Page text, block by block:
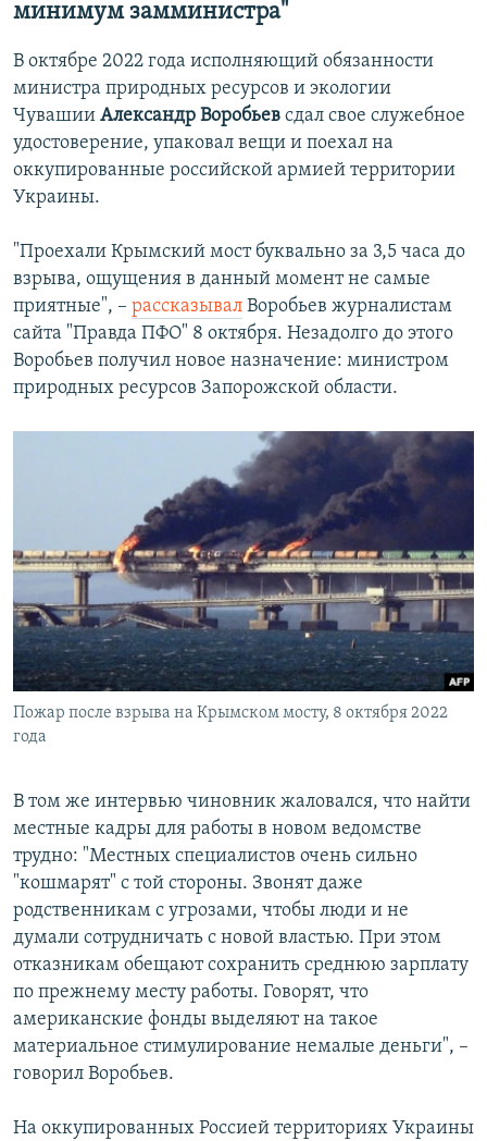
минимум замминистра"
В октябре 2022 года исполняющий обязанности
министра природных ресурсов и экологии
Чувашии Александр Воробьев сдал свое служебное
удостоверение, упаковал вещи и поехал на
оккупированные российской армией территории
Украины.
"Проехали Крымский мост буквально за 3,5 часа до
взрыва, ощущения в данный момент не самые
приятные", – рассказывал Воробьев журналистам
сайта "Правда ПФО" 8 октября. Незадолго до этого
Воробьев получил новое назначение: министром
природных ресурсов Запорожской области.
Пожар после взрыва на Крымском мосту, 8 октября 2022
года
В том же интервью чиновник жаловался, что найти
местные кадры для работы в новом ведомстве
трудно: "Местных специалистов очень сильно
"кошмарят" с той стороны. Звонят даже
родственникам с угрозами, чтобы люди и не
думали сотрудничать с новой властью. При этом
отказникам обещают сохранить среднюю зарплату
по прежнему месту работы. Говорят, что
американские фонды выделяют на такое
материальное стимулирование немалые деньги", –
говорил Воробьев.
На оккупированных Россией территориях Украины